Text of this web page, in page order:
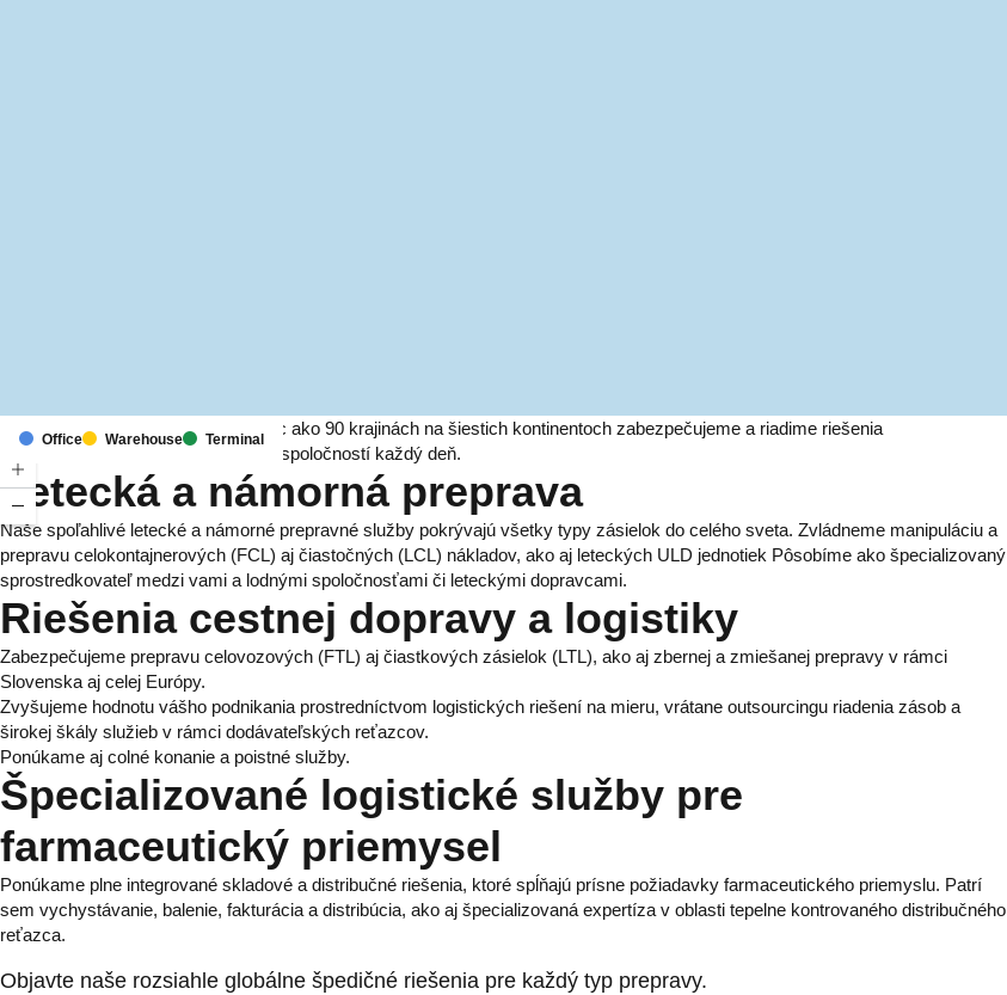
Office Warehouse Terminal
S pobočkami a zastúpeniami vo viac ako 90 krajinách na šiestich kontinentoch zabezpečujeme a riadime riešenia
dodávateľských reťazcov pre tisíce spoločností každý deň.
Letecká a námorná preprava
Naše spoľahlivé letecké a námorné prepravné služby pokrývajú všetky typy zásielok do celého sveta. Zvládneme manipuláciu a
prepravu celokontajnerových (FCL) aj čiastočných (LCL) nákladov, ako aj leteckých ULD jednotiek Pôsobíme ako špecializovaný
sprostredkovateľ medzi vami a lodnými spoločnosťami či leteckými dopravcami.
Riešenia cestnej dopravy a logistiky
Zabezpečujeme prepravu celovozových (FTL) aj čiastkových zásielok (LTL), ako aj zbernej a zmiešanej prepravy v rámci
Slovenska aj celej Európy.
Zvyšujeme hodnotu vášho podnikania prostredníctvom logistických riešení na mieru, vrátane outsourcingu riadenia zásob a
širokej škály služieb v rámci dodávateľských reťazcov.
Ponúkame aj colné konanie a poistné služby.
Špecializované logistické služby pre
farmaceutický priemysel
Ponúkame plne integrované skladové a distribučné riešenia, ktoré spĺňajú prísne požiadavky farmaceutického priemyslu. Patrí
sem vychystávanie, balenie, fakturácia a distribúcia, ako aj špecializovaná expertíza v oblasti tepelne kontrovaného distribučného
reťazca.
Objavte naše rozsiahle globálne špedičné riešenia pre každý typ prepravy.